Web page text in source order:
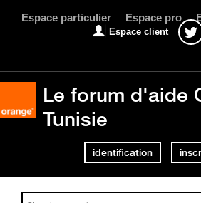
Espace particulier Espace pro
Espace client
Le forum d'aide
Tunisie
identification